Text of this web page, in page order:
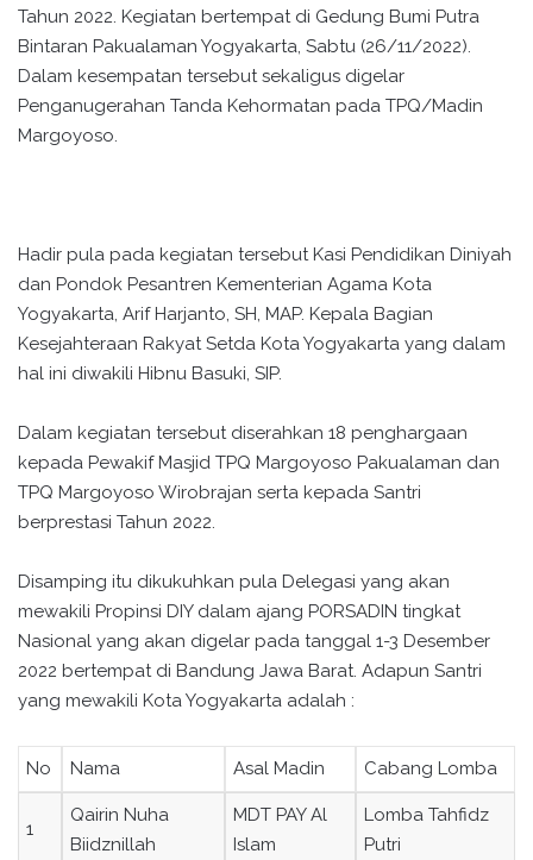
Tahun 2022. Kegiatan bertempat di Gedung Bumi Putra
Bintaran Pakualaman Yogyakarta, Sabtu (26/11/2022).
Dalam kesempatan tersebut sekaligus digelar
Penganugerahan Tanda Kehormatan pada TPQ/Madin
Margoyoso.
Hadir pula pada kegiatan tersebut Kasi Pendidikan Diniyah
dan Pondok Pesantren Kementerian Agama Kota
Yogyakarta, Arif Harjanto, SH, MAP. Kepala Bagian
Kesejahteraan Rakyat Setda Kota Yogyakarta yang dalam
hal ini diwakili Hibnu Basuki, SIP.
Dalam kegiatan tersebut diserahkan 18 penghargaan
kepada Pewakif Masjid TPQ Margoyoso Pakualaman dan
TPQ Margoyoso Wirobrajan serta kepada Santri
berprestasi Tahun 2022.
Disamping itu dikukuhkan pula Delegasi yang akan
mewakili Propinsi DIY dalam ajang PORSADIN tingkat
Nasional yang akan digelar pada tanggal 1-3 Desember
2022 bertempat di Bandung Jawa Barat. Adapun Santri
yang mewakili Kota Yogyakarta adalah :
No Nama Asal Madin Cabang Lomba
1
Qairin Nuha
Biidznillah
MDT PAY Al
Islam
Lomba Tahfidz
Putri